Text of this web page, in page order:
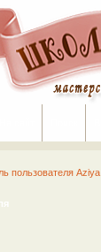
пользователя Aziya